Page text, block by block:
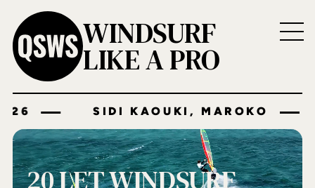
WINDSURF
LIKE A PRO
KAOUKI, MAROKO maj
20 LET WINDSURF